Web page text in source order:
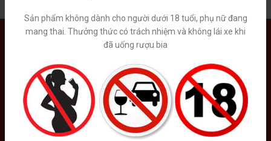
Sản phẩm không dành cho người dưới 18 tuổi, phụ nữ đang
mang thai. Thưởng thức có trách nhiệm và không lái xe khi
đã uống rượu bia
Tại Việt Nam, website chưa có chức năng kinh doanh online và các
chúng tôi.
Liên hệ